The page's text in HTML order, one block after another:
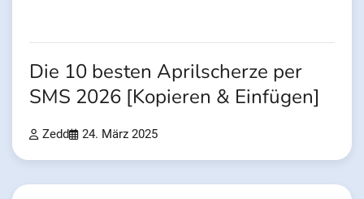
Die 10 besten Aprilscherze per
SMS 2026 [Kopieren & Einfügen]
Zedd 24. März 2025